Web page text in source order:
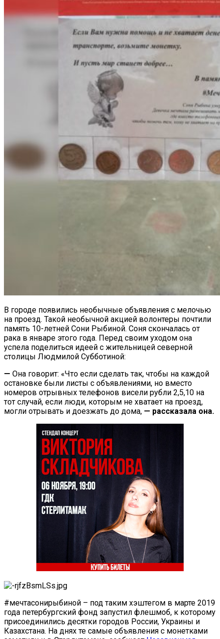
В городе появились необычные объявления с мелочью
на проезд. Такой необычной акцией волонтеры почтили
память 10-летней Сони Рыбиной. Соня скончалась от
рака в январе этого года. Перед своим уходом она
успела поделиться идеей с жительницей северной
столицы Людмилой Субботиной:
— Она говорит: «Что если сделать так, чтобы на каждой
остановке были листы с объявлениями, но вместо
номеров отрывных телефонов висели рубли 2,5,10 на
тот случай, если люди, которым не хватает на проезд,
могли отрывать и доезжать до дома, — рассказала она.
#мечтасонирыбиной – под таким хэштегом в марте 2019
года петербургский фонд запустил флешмоб, к которому
присоединились десятки городов России, Украины и
Казахстана. На днях те самые объявления с монетками